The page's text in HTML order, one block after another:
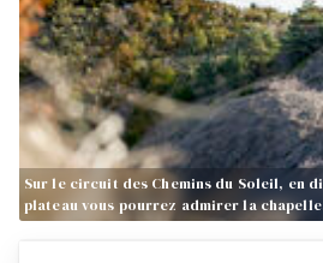
Sur le circuit des Chemins du Soleil, en
plateau vous pourrez admirer la